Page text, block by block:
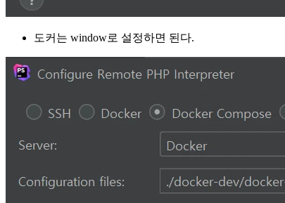
도커는 window로 설정하면 된다.